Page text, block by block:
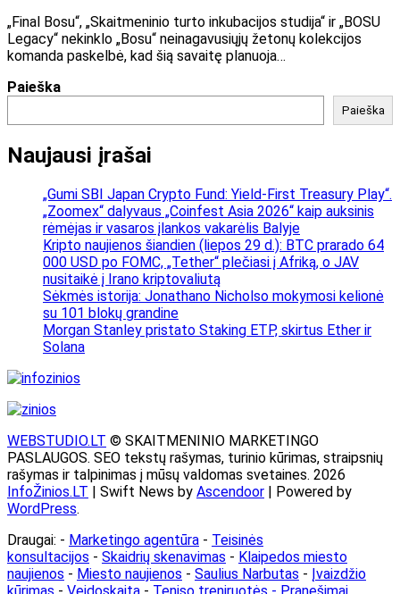
„Final Bosu“, „Skaitmeninio turto inkubacijos studija“ ir „BOSU
Legacy“ nekinklo „Bosu“ neinagavusiųjų žetonų kolekcijos
komanda paskelbė, kad šią savaitę planuoja…
Paieška
Paieška
Naujausi įrašai
„Gumi SBI Japan Crypto Fund: Yield-First Treasury Play“.
„Zoomex“ dalyvaus „Coinfest Asia 2026“ kaip auksinis
rėmėjas ir vasaros įlankos vakarėlis Balyje
Kripto naujienos šiandien (liepos 29 d.): BTC prarado 64
000 USD po FOMC, „Tether“ plečiasi į Afriką, o JAV
nusitaikė į Irano kriptovaliutą
Sėkmės istorija: Jonathano Nicholso mokymosi kelionė
su 101 blokų grandine
Morgan Stanley pristato Staking ETP, skirtus Ether ir
Solana
WEBSTUDIO.LT © SKAITMENINIO MARKETINGO
PASLAUGOS. SEO tekstų rašymas, turinio kūrimas, straipsnių
rašymas ir talpinimas į mūsų valdomas svetaines. 2026
InfoŽinios.LT | Swift News by Ascendoor | Powered by
WordPress.
Draugai: - Marketingo agentūra - Teisinės
konsultacijos - Skaidrių skenavimas - Klaipedos miesto
naujienos - Miesto naujienos - Saulius Narbutas - Įvaizdžio
kūrimas - Veidoskaita - Teniso treniruotės - Pranešimai